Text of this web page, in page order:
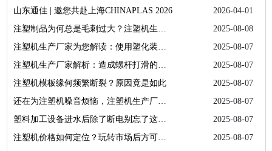
山东通佳 | 邀您共赴上海CHINAPLAS 2026
2026-04-01
注塑制品为何总是毛刺过大？注塑机生产厂家为您答疑解惑
2025-08-08
注塑机生产厂家为您解读：使用塑化装置的正确方法
2025-08-07
注塑机生产厂家解析：造成螺杆打滑的具体因素
2025-08-07
注塑机模板缘何频繁断裂？原因竟是如此
2025-08-07
还在为注塑机噪音烦恼，注塑机生产厂家为您排忧解难
2025-08-07
塑料加工设备进水后除了断电别忘了这些操作
2025-08-07
注塑机价格如何定位？玩转市场后方可找出关键因素
2025-08-07